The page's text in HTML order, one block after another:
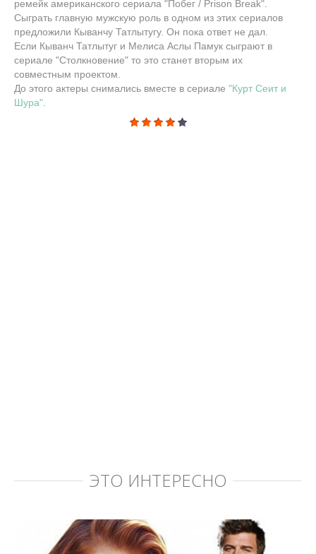
ремейк американского сериала "Побег / Prison Break".
Сыграть главную мужскую роль в одном из этих сериалов
предложили Кыванчу Татлытугу. Он пока ответ не дал.
Если Кыванч Татлытуг и Мелиса Аслы Памук сыграют в
сериале "Столкновение" то это станет вторым их
совместным проектом.
До этого актеры снимались вместе в сериале "Курт Сеит и
Шура"
ЭТО ИНТЕРЕСНО